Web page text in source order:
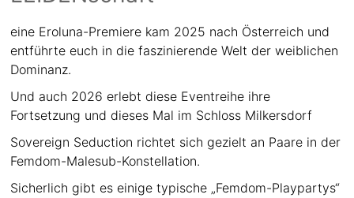
eine Eroluna-Premiere kam 2025 nach Österreich und
entführte euch in die faszinierende Welt der weiblichen
Dominanz.
Und auch 2026 erlebt diese Eventreihe ihre
Fortsetzung und dieses Mal im Schloss Milkersdorf
Sovereign Seduction richtet sich gezielt an Paare in der
Femdom-Malesub-Konstellation.
Sicherlich gibt es einige typische „Femdom-Playpartys“